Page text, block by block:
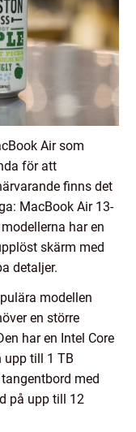
Air som
för att
finns det
MacBook Air 13-
har en
skärm med
detaljer.
modellen
en större
har en Intel Core
upp till 1 TB
med
på upp till 12